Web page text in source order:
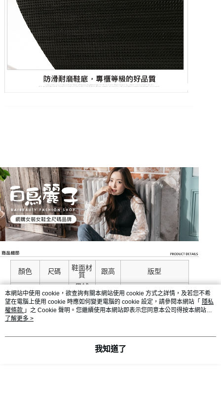
顏色 尺碼
鞋面材
質
跟高 版型
黑/奶
茶
22.5-25
黑絨
布，奶
茶PVC
塑料皮
革
4CM
版型正常，腳板偏寬
建議拿大一碼
本網站中使用 cookie，欲查詢有關本網站使用 cookie 方式之詳情，及若您不希
望在電腦上使用 cookie 時應如何變更電腦的 cookie 設定，請參閱本網站「 隱私
權條款 」之 Cookie 聲明。您繼續使用本網站即表示您同意本公司得按本網站使
用條款之 Cookie 聲明使用 cookie。
了解更多 >
我知道了